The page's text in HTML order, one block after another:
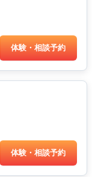
体験・相談予約
体験・相談予約